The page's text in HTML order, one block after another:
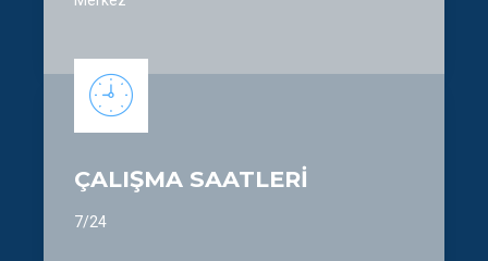
ÇALIŞMA SAATLERİ
7/24